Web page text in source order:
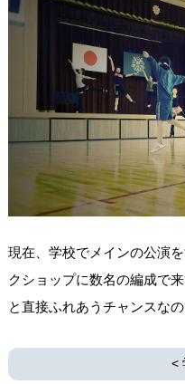
現在、学校でメインの公演
クショップに数名の編成で
と直接ふれあうチャンスなの
<